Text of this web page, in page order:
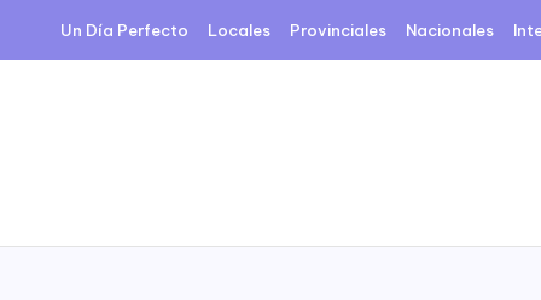
Skip
Un Día Perfecto Locales Provinciales Nacionales